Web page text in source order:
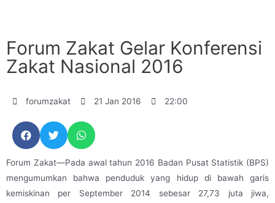
Forum Zakat Gelar Konferensi
Zakat Nasional 2016
forumzakat 21 Jan 2016 22:00
Forum Zakat—Pada awal tahun 2016 Badan Pusat Statistik (BPS)
mengumumkan bahwa penduduk yang hidup di bawah garis
kemiskinan per September 2014 sebesar 27,73 juta jiwa,